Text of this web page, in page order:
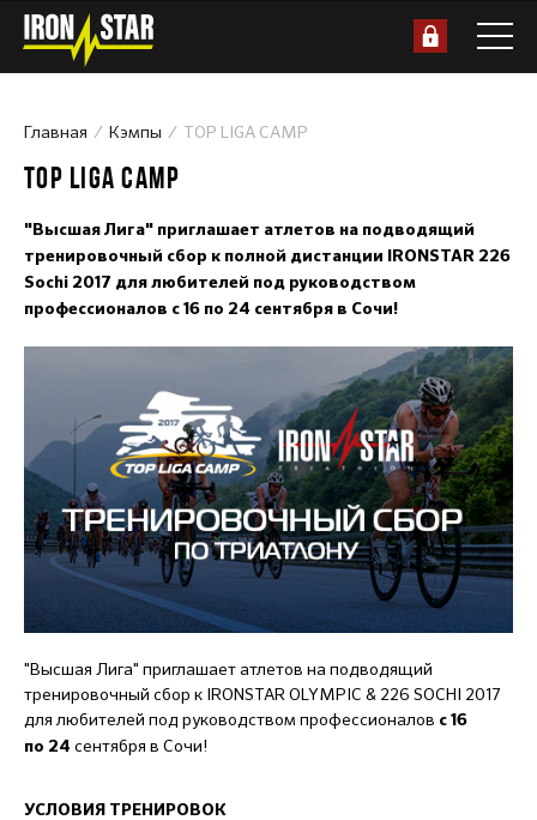
Главная Кэмпы TOP LIGA CAMP
TOP LIGA CAMP
"Высшая Лига" приглашает атлетов на подводящий
тренировочный сбор к полной дистанции IRONSTAR 226
Sochi 2017 для любителей под руководством
профессионалов с 16 по 24 сентября в Сочи!
"Высшая Лига" приглашает атлетов на подводящий
тренировочный сбор к IRONSTAR OLYMPIC & 226 SOCHI 2017
для любителей под руководством профессионалов с 16
по 24 сентября в Сочи!
УСЛОВИЯ ТРЕНИРОВОК